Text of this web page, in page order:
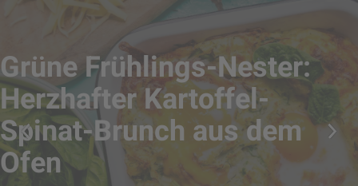
Grüne Frühlings-Nester:
Herzhafter Kartoffel-
Spinat-Brunch aus dem
Ofen